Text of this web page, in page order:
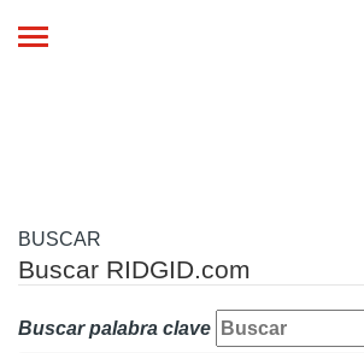
Toggle
BUSCAR
Buscar RIDGID.com
Buscar palabra clave